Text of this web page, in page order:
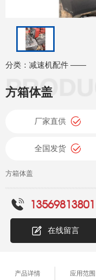
分类：减速机配件 ——
方箱体盖
厂家直供
全国发货
方箱体盖
13569813801
在线留言
产品详情 应用范围